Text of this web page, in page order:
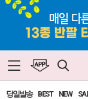
당일발송 BEST NEW